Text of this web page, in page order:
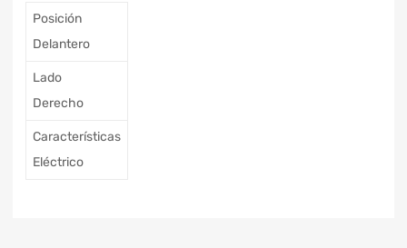
Posición
Delantero
Lado
Derecho
Características
Eléctrico